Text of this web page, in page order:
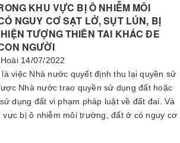
KHU VỰC BỊ Ô NHIỄM MÔI
NGUY CƠ SẠT LỞ, SỤT LÚN, BỊ
TƯỢNG THIÊN TAI KHÁC ĐE
NGƯỜI
14/07/2022
việc Nhà nước quyết định thu lại quyền sử
Nhà nước trao quyền sử dụng đất hoặc
dụng đất vi phạm pháp luật về đất đai. Và
bị ô nhiễm môi trường, đất ở có nguy cơ